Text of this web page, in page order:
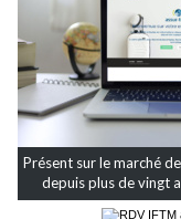
Présent sur le marché
depuis plus de vingt